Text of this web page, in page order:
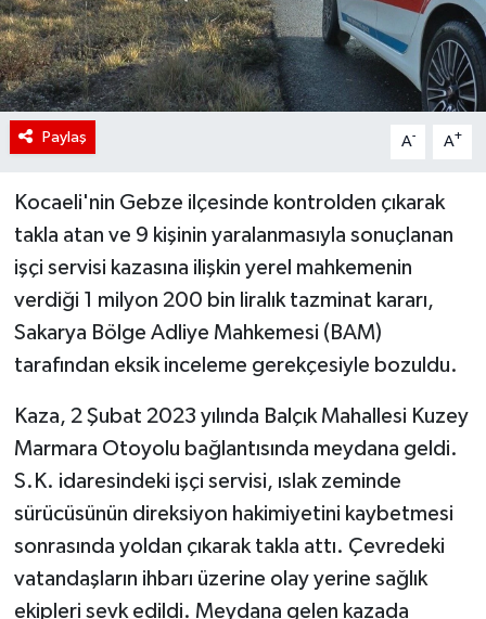
Paylaş A- A+
Kocaeli'nin Gebze ilçesinde kontrolden çıkarak
takla atan ve 9 kişinin yaralanmasıyla sonuçlanan
işçi servisi kazasına ilişkin yerel mahkemenin
verdiği 1 milyon 200 bin liralık tazminat kararı,
Sakarya Bölge Adliye Mahkemesi (BAM)
tarafından eksik inceleme gerekçesiyle bozuldu.
Kaza, 2 Şubat 2023 yılında Balçık Mahallesi Kuzey
Marmara Otoyolu bağlantısında meydana geldi.
S.K. idaresindeki işçi servisi, ıslak zeminde
sürücüsünün direksiyon hakimiyetini kaybetmesi
sonrasında yoldan çıkarak takla attı. Çevredeki
vatandaşların ihbarı üzerine olay yerine sağlık
ekipleri sevk edildi. Meydana gelen kazada